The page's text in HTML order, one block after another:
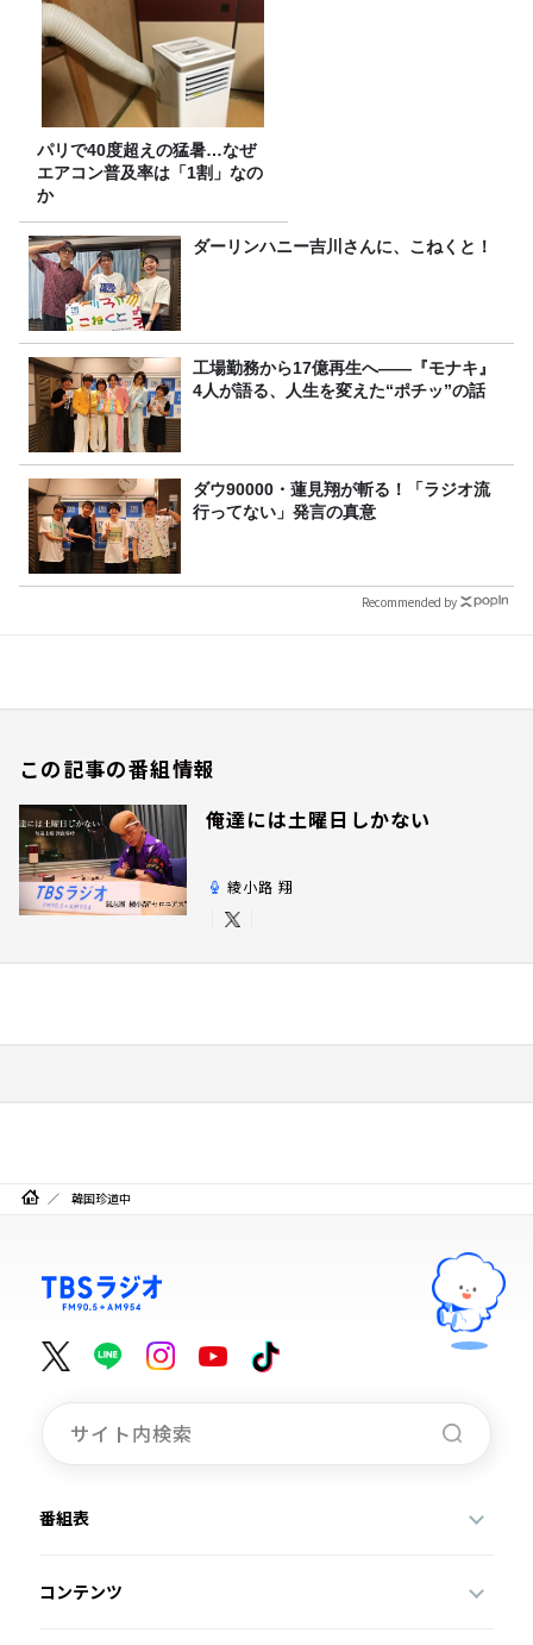
パリで40度超えの猛暑…なぜ
エアコン普及率は「1割」なの
か
ダーリンハニー吉川さんに、こねくと！
工場勤務から17億再生へ——『モナキ』
4人が語る、人生を変えた“ポチッ”の話
ダウ90000・蓮見翔が斬る！「ラジオ流
行ってない」発言の真意
Recommended by
この記事の番組情報
俺達には土曜日しかない
綾小路 翔
韓国珍道中
番組表
コンテンツ